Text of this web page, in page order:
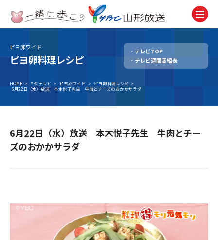
テレビ
TV
ラジオ
Radio
アナウンサー
Announcer
試写会・プレゼント
ピヨ卵ワイド
ピヨ卵料理レシピ
テレビTOP
テレビ週間番組表
HOME > YBCテレビ > ピヨ卵ワイド > ピヨ卵料理レシピ >
6月22日（水）放送 本木悦子先生 牛肉とチーズのおかかサラダ
6月22日（水）放送 本木悦子先生 牛肉とチー
ズのおかかサラダ